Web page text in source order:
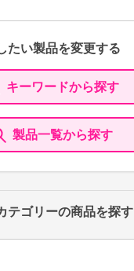
たい製品を変更する
キーワードから探す
製品一覧から探す
テゴリーの商品を探す